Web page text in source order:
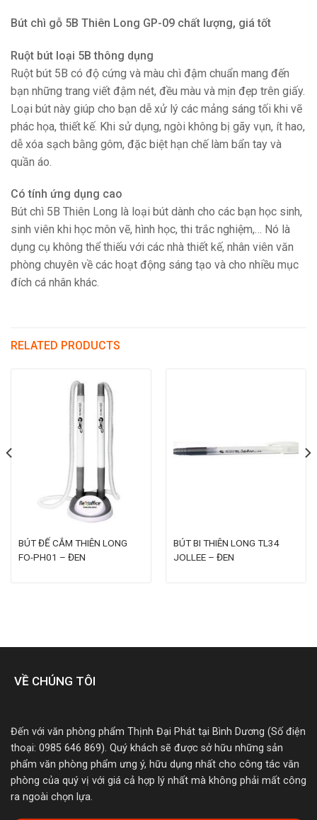
Bút chì gỗ 5B Thiên Long GP-09 chất lượng, giá tốt
Ruột bút loại 5B thông dụng
Ruột bút 5B có độ cứng và màu chì đậm chuẩn mang đến
bạn những trang viết đậm nét, đều màu và mịn đẹp trên giấy.
Loại bút này giúp cho bạn dễ xử lý các mảng sáng tối khi vẽ
phác họa, thiết kế. Khi sử dụng, ngòi không bị gãy vụn, ít hao,
dễ xóa sạch bằng gôm, đặc biệt hạn chế làm bẩn tay và
quần áo.
Có tính ứng dụng cao
Bút chì 5B Thiên Long là loại bút dành cho các bạn học sinh,
sinh viên khi học môn vẽ, hình học, thi trắc nghiệm,… Nó là
dụng cụ không thể thiếu với các nhà thiết kế, nhân viên văn
phòng chuyên về các hoạt động sáng tạo và cho nhiều mục
đích cá nhân khác.
RELATED PRODUCTS
BÚT ĐẾ CẮM THIÊN LONG
FO-PH01 – ĐEN
BÚT BI THIÊN LONG TL34
JOLLEE – ĐEN
VỀ CHÚNG TÔI
Đến với văn phòng phẩm Thịnh Đại Phát tại Bình Dương (Số điện
thoại: 0985 646 869). Quý khách sẽ được sở hữu những sản
phẩm văn phòng phẩm ưng ý, hữu dụng nhất cho công tác văn
phòng của quý vị với giá cả hợp lý nhất mà không phải mất công
ra ngoài chọn lựa.